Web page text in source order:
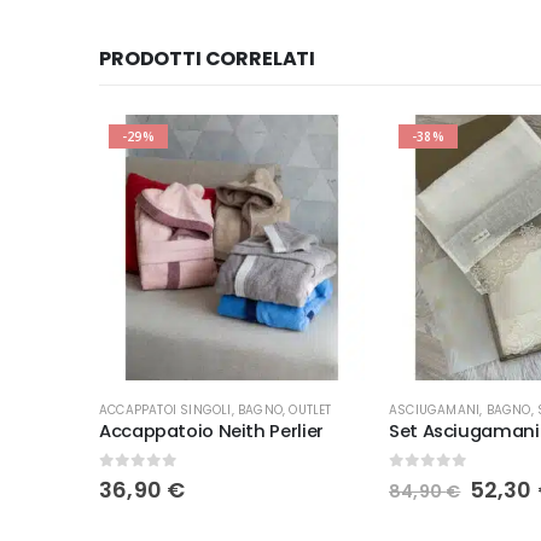
PRODOTTI CORRELATI
-29%
Questo prodotto ha più varianti. Le opzioni possono essere scelte nella pagina del prodotto
ACCAPPATOI SINGOLI, BAGNO,OUTLET
Accappatoio Neith Perlier
0 Su 5
36,90 €
-38%
ASCIUGAMANI, BAGNO,
84,90€ Il
52,30